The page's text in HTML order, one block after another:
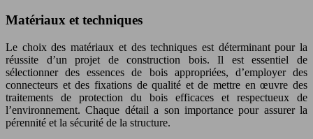
Matériaux et techniques
Le choix des matériaux et des techniques est déterminant pour la
réussite d’un projet de construction bois. Il est essentiel de
sélectionner des essences de bois appropriées, d’employer des
connecteurs et des fixations de qualité et de mettre en œuvre des
traitements de protection du bois efficaces et respectueux de
l’environnement. Chaque détail a son importance pour assurer la
pérennité et la sécurité de la structure.